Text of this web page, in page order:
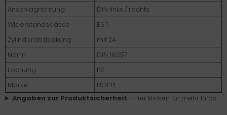
Anschlagrichtung
DIN links / rechts
Widerstandsklasse
ES 1
Zylinderabdeckung
mit ZA
Norm
DIN 18257
Lochung
PZ
Marke
HOPPE
Angaben zur Produktsicherheit - Hier klicken für mehr Infos